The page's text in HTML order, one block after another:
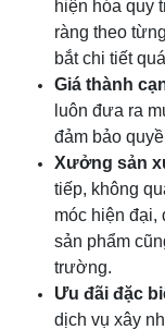
hiện hóa quy
ràng theo
bắt chi tiết
Giá thành
luôn đưa ra
đảm bảo
Xưởng sản
tiếp, không
móc hiện đại,
sản phẩm
trường.
Ưu đãi đặc
dịch vụ xây